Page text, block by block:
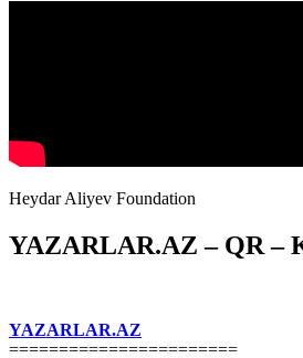
Heydar Aliyev Foundation
YAZARLAR.AZ – QR –
YAZARLAR.AZ
=======================